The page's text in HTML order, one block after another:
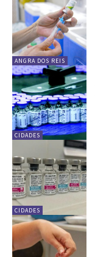
ANGRA DOS REIS
CIDADES
CIDADES